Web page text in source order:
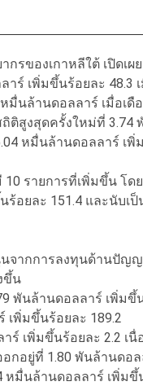
รของเกาหลีใต้ เปิดเ
ร์ เพิ่มขึ้นร้อยละ 48.3
มื่นล้านดอลลาร์ เมื่อเ
ติสูงสุดครั้งใหม่ที่ 3.74
หมื่นล้านดอลลาร์ เพิ่
รายการที่เพิ่มขึ้น โด
อยละ 151.4 และนับเ
จากการลงทุนด้านปัญ
ขึ้น
พันล้านดอลลาร์ เพิ่มขึ้
เพิ่มขึ้นร้อยละ 189.2
ร์ เพิ่มขึ้นร้อยละ 2.2 เ
อยู่ที่ 1.80 พันล้านดอล
มื่นล้านดอลลาร์ เพิ่มขึ้